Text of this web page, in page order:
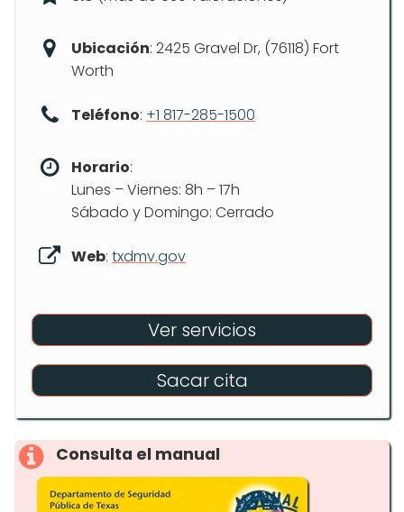
Ubicación: 2425 Gravel Dr, (76118) Fort
Worth
Teléfono: +1 817-285-1500
Horario:
Lunes – Viernes: 8h – 17h
Sábado y Domingo: Cerrado
Web: txdmv.gov
Ver servicios
Sacar cita
Consulta el manual